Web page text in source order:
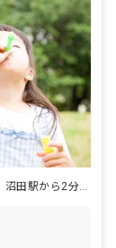
鍵盤ハーモニカにバイオリン、チェロ。沼田駅から2分、音楽と多様な体験が響き合うこども園です。